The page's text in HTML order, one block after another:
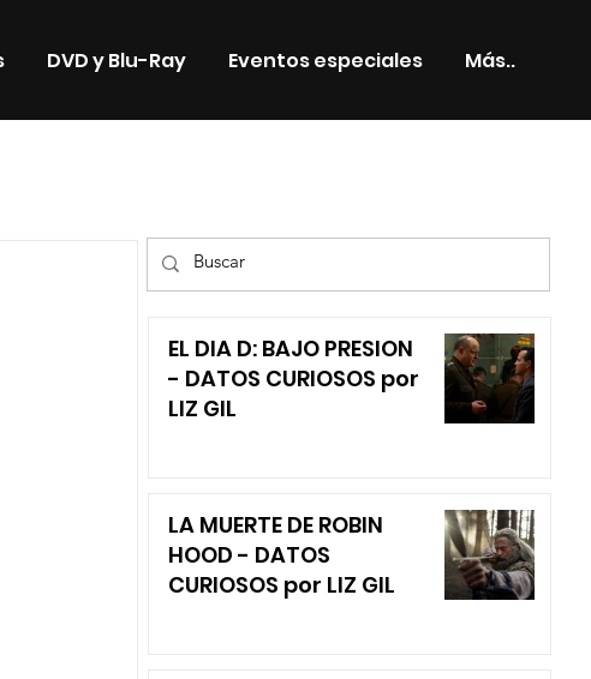
DVD y Blu-Ray Eventos especiales Más..
EL DIA D: BAJO PRESION
- DATOS CURIOSOS por
LIZ GIL
LA MUERTE DE ROBIN
HOOD - DATOS
CURIOSOS por LIZ GIL